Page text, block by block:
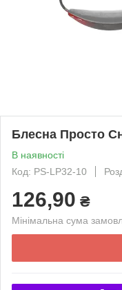
Блесна Просто
В наявності
Код: PS-LP32-10
126,90 ₴
Мінімальна сума